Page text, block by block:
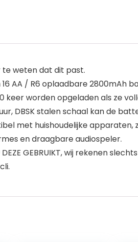
weten dat dit past.
16 AA / R6 oplaadbare
keer worden opgeladen als ze
DBSK stalen schaal kan de
met huishoudelijke
en draagbare audiospeler.
U DEZE GEBRUIKT, wij rekenen